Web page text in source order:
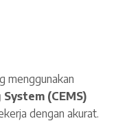
menggunakan
(CEMS)
dengan akurat.